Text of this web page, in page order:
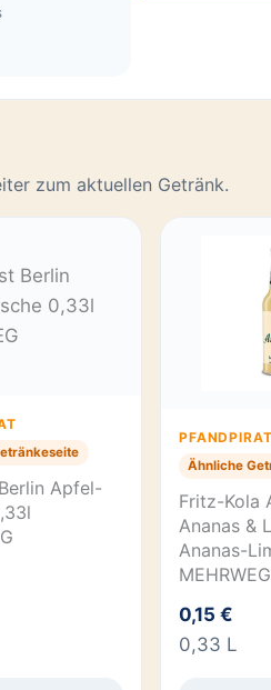
zum aktuellen Getränk.
Apfel-
Ähnliche
Fritz-Kola
Ananas &
Ananas-
MEHRWEG
0,15 €
0,33 L